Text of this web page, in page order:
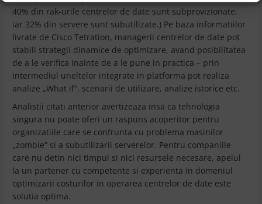
40% din rak-urile centrelor de date sunt subprovizionate,
iar 32% din servere sunt subutilizate.) Pe baza informatiilor
livrate de Cisco Tetration, managerii centrelor de date pot
stabili strategii dinamice de optimizare, avand posibilitatea
de a le verifica inainte de a le pune in practica – prin
intermediul uneltelor integrate in platforma pot realiza
analize „What if”, scenarii de utilizare, analize istorice etc.
Analistii citati anterior avertizeaza insa ca tehnologia
singura nu poate oferi un raspuns acoperitor pentru
organizatiile care se confrunta cu problema masinilor
„zombie” si a subutilizarii serverelor. Pentru companiile
care nu detin nici timpul si nici resursele necesare, apelul
la un partener cu competente si experienta in domeniul
optimizarii costurilor in operarea centrelor de date este
solutia optima.